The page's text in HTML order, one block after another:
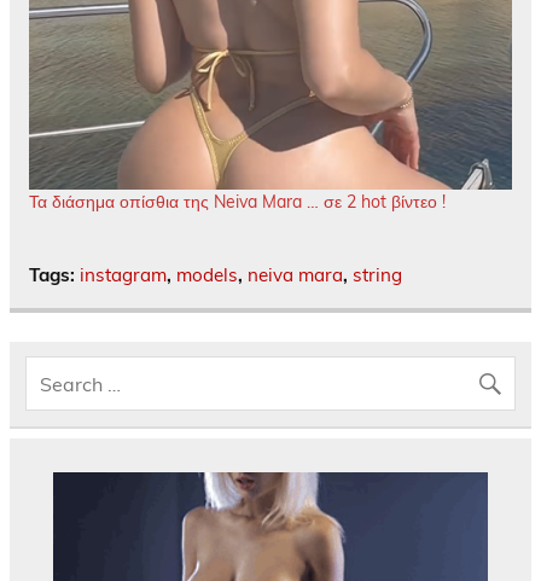
Τα διάσημα οπίσθια της Neiva Mara … σε 2 hot βίντεο !
Tags: instagram, models, neiva mara, string